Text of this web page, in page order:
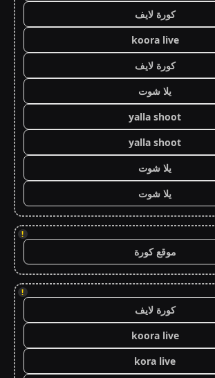
كورة لايف
koora live
كورة لايف
يلا شوت
yalla shoot
yalla shoot
يلا شوت
يلا شوت
!
موقع كورة
!
كورة لايف
koora live
kora live